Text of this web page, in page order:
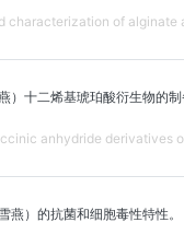
characterization of alginate
）十二烯基琥珀酸衍生物的制
anhydride derivatives
燕）的抗菌和细胞毒性特性。